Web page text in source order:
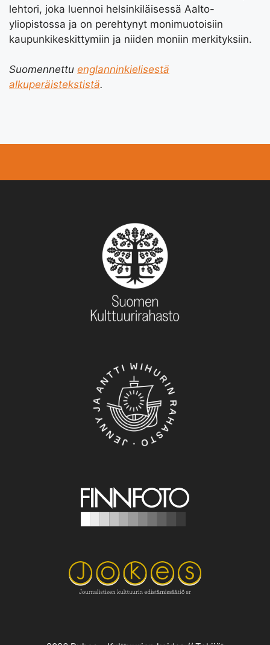
lehtori, joka luennoi helsinkiläisessä Aalto-
yliopistossa ja on perehtynyt monimuotoisiin
kaupunkikeskittymiin ja niiden moniin merkityksiin.
Suomennettu englanninkielisestä
alkuperäistekstistä.